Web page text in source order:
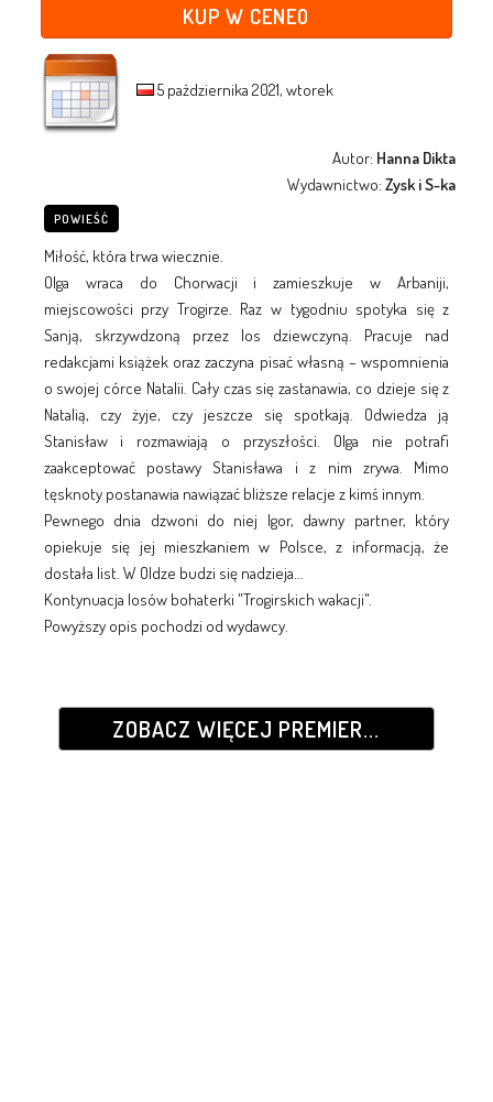
KUP W CENEO
5 października 2021, wtorek
Autor: Hanna Dikta
Wydawnictwo:Zysk i S-ka
POWIEŚĆ
Miłość, która trwa wiecznie.
Olga wraca do Chorwacji i zamieszkuje w Arbaniji,
miejscowości przy Trogirze. Raz w tygodniu spotyka się z
Sanją, skrzywdzoną przez los dziewczyną. Pracuje nad
redakcjami książek oraz zaczyna pisać własną – wspomnienia
o swojej córce Natalii. Cały czas się zastanawia, co dzieje się z
Natalią, czy żyje, czy jeszcze się spotkają. Odwiedza ją
Stanisław i rozmawiają o przyszłości. Olga nie potrafi
zaakceptować postawy Stanisława i z nim zrywa. Mimo
tęsknoty postanawia nawiązać bliższe relacje z kimś innym.
Pewnego dnia dzwoni do niej Igor, dawny partner, który
opiekuje się jej mieszkaniem w Polsce, z informacją, że
dostała list. W Oldze budzi się nadzieja...
Kontynuacja losów bohaterki "Trogirskich wakacji".
Powyższy opis pochodzi od wydawcy.
ZOBACZ WIĘCEJ PREMIER...